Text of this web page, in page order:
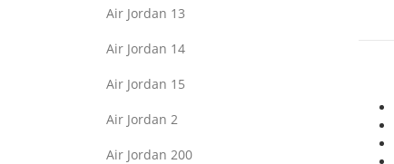
Air Jordan 13
Air Jordan 14
Air Jordan 15
Air Jordan 2
Air Jordan 200